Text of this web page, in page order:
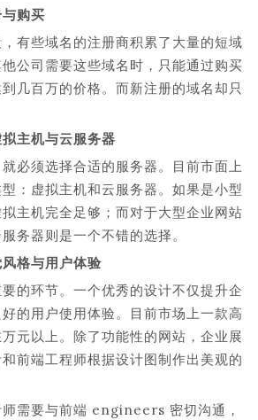
购买
有些域名的注册商积累了大量的短域
公司需要这些域名时，只能通过购买
几百万的价格。而新注册的域名却只
主机与云服务器
必须选择合适的服务器。目前市面上
：虚拟主机和云服务器。如果是小型
主机完全足够；而对于大型企业网站
务器则是一个不错的选择。
格与用户体验
的环节。一个优秀的设计不仅提升企
的用户使用体验。目前市场上一款高
元以上。除了功能性的网站，企业展
前端工程师根据设计图制作出美观的
需要与前端 engineers 密切沟通，